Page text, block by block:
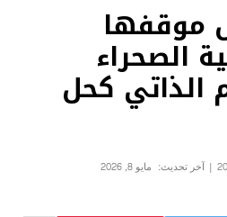
موقفها
الصحراء
الذاتي كحل
آخر تحديث: مايو 8, 2026